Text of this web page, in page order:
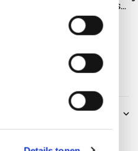
terre Taste 4S...
€2.139,00
Incl. btw